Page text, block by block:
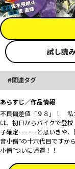
試し読み
関連タグ
あらすじ／作品情報
不良偏差値「９８」！ 私
は、初日からバイクで登
子確定‥‥‥と思いきや、
音小僧”の十六代目ですか
小僧”ついに帰還！！